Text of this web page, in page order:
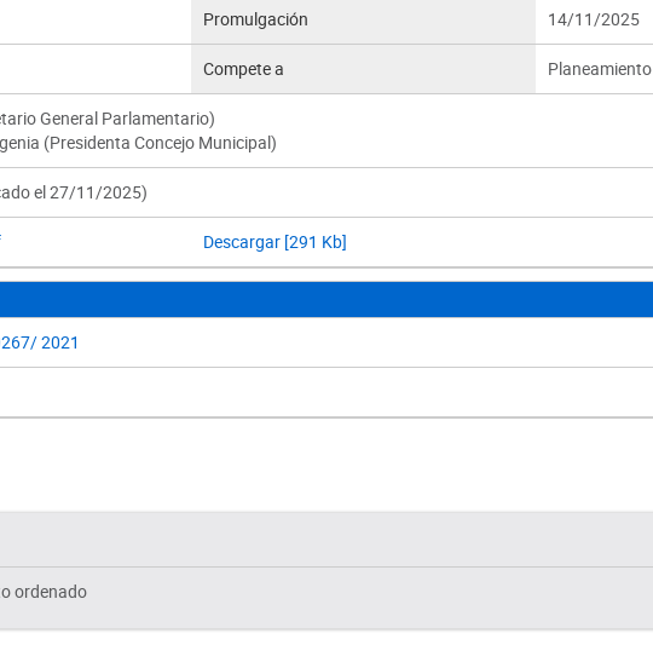
Promulgación 14/11/2025
Compete a Planeamiento
General Parlamentario)
(Presidenta Concejo Municipal)
el 27/11/2025)
Descargar [291 Kb]
2021
ordenado